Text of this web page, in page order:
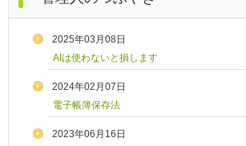
2025年03月08日
AIは使わないと損します
2024年02月07日
電子帳簿保存法
2023年06月16日